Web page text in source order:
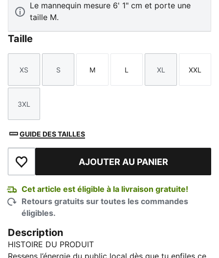
Le mannequin mesure 6' 1" cm et porte une
taille M.
Taille
Taille
XS
Taille
S
Taille
M
Taille
L
Taille
XL
Taille
XXL
Taille
3XL
GUIDE DES TAILLES
Ajouter à la liste de souhaits
AJOUTER AU PANIER
Cet article est éligible à la livraison gratuite!
Retours gratuits sur toutes les commandes
éligibles.
Description
HISTOIRE DU PRODUIT
Ressens l’énergie du public local dès que tu enfiles ce